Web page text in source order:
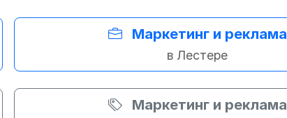
Маркетинг и реклама
в Лестере
Маркетинг и реклама